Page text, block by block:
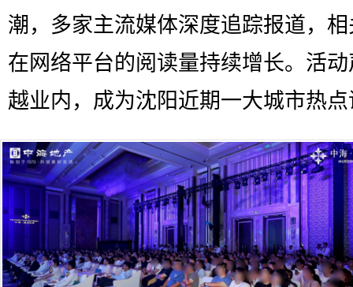
潮，多家主流媒体深度追踪报道，
在网络平台的阅读量持续增长。活
越业内，成为沈阳近期一大城市热